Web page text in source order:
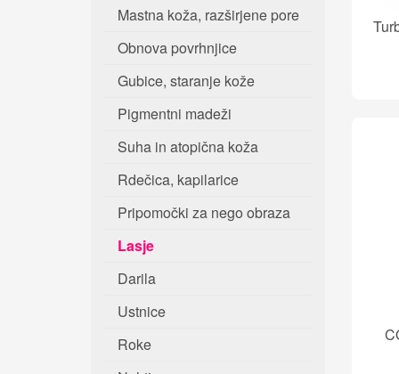
Mastna koža, razširjene pore
Obnova povrhnjice
Gubice, staranje kože
Pigmentni madeži
Suha in atopična koža
Rdečica, kapilarice
Pripomočki za nego obraza
Lasje
Darila
Ustnice
Roke